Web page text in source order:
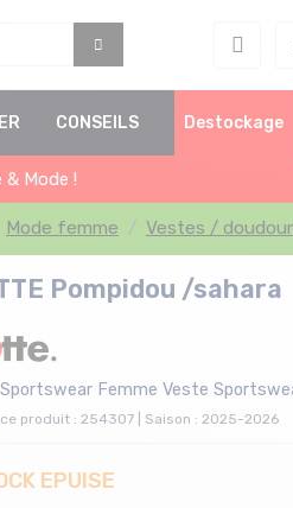
CONSEILS Destockage
Mode !
Mode femme Vestes /
Pompidou /sahara
Sportswear Femme Veste
produit : 254307 | Saison : 2025-2026
EPUISE